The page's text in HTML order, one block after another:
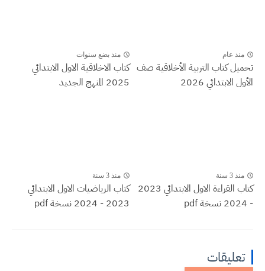
منذ عام
تحميل كتاب التربية الأخلاقية صف
الأول الابتدائي 2026
منذ بضع سنوات
كتاب الاخلاقية الاول الابتدائي
2025 المنهج الجديد
منذ 3 سنة
كتاب القراءة الاول الابتدائي 2023
- 2024 نسخة pdf
منذ 3 سنة
كتاب الرياضيات الاول الابتدائي
2023 - 2024 نسخة pdf
تعليقات